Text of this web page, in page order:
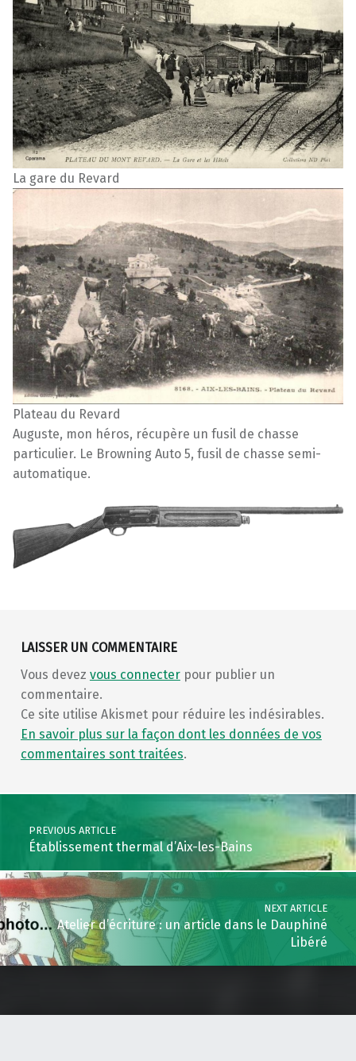
La gare du Revard
Plateau du Revard
Auguste, mon héros, récupère un fusil de chasse
particulier. Le Browning Auto 5, fusil de chasse semi-
automatique.
LAISSER UN COMMENTAIRE
Vous devez vous connecterpour publier un
commentaire.
Ce site utilise Akismet pour réduire les indésirables.
En savoir plus sur la façon dont les données de vos
commentaires sont traitées.
Post navigation
PREVIOUS ARTICLE
Établissement thermal d’Aix-les-Bains
NEXT ARTICLE
Atelier d’écriture : un article dans le Dauphiné
Libéré